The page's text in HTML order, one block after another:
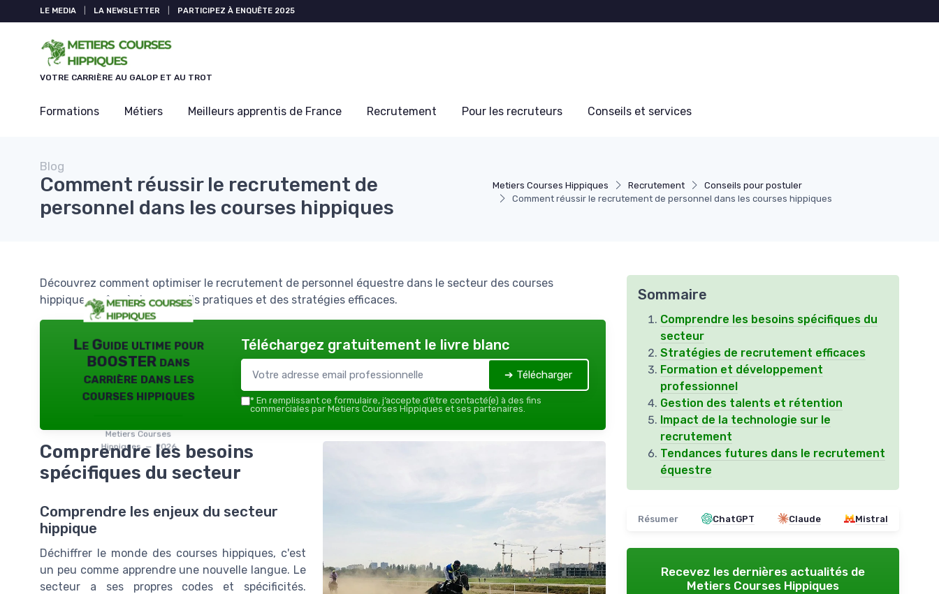
LE MEDIA LA NEWSLETTER PARTICIPEZ À ENQUÊTE 2025
VOTRE CARRIÈRE AU GALOP ET AU TROT
Formations Métiers Meilleurs apprentis de France Recrutement Pour les recruteurs Conseils et services
Metiers Courses Hippiques Recrutement
Conseils pour postuler
Comment réussir le recrutement de personnel dans les courses hippiques
Blog
Comment réussir le recrutement de
personnel dans les courses hippiques
Découvrez comment optimiser le recrutement de personnel équestre dans le secteur des courses
hippiques grâce à des conseils pratiques et des stratégies efficaces.
Le Guide ultime pour
BOOSTER dans
carrière dans les
courses hippiques
Metiers Courses
Hippiques — 2026
Téléchargez gratuitement le livre blanc
➔ Télécharger
* En remplissant ce formulaire, j’accepte d’être contacté(e) à des fins
commerciales par Metiers Courses Hippiques et ses partenaires.
Comprendre les besoins
spécifiques du secteur
Comprendre les enjeux du secteur
hippique
Déchiffrer le monde des courses hippiques, c'est
un peu comme apprendre une nouvelle langue. Le
secteur a ses propres codes et spécificités.
Sommaire
Comprendre les besoins spécifiques du
secteur
Stratégies de recrutement efficaces
Formation et développement
professionnel
Gestion des talents et rétention
Impact de la technologie sur le
recrutement
Tendances futures dans le recrutement
équestre
Résumer ChatGPT Claude Mistral
Recevez les dernières actualités de
Metiers Courses Hippiques
Panneau de gestion des cookies